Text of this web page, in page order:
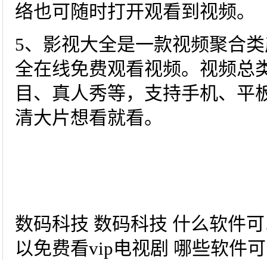
络也可随时打开观看到视频。
5、影视大全是一款视频聚合
全在线免费观看视频。视频总
目、真人秀等，支持手机、平
清大片想看就看。
数码科技 数码科技 什么软件
以免费看vip电视剧 哪些软件